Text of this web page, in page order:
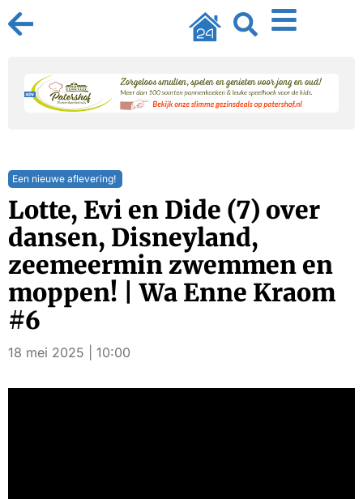
Een nieuwe aflevering!
Lotte, Evi en Dide (7) over
dansen, Disneyland,
zeemeermin zwemmen en
moppen! | Wa Enne Kraom
#6
18 mei 2025 | 10:00